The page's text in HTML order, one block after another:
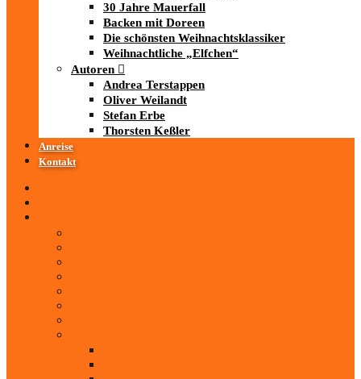
30 Jahre Mauerfall
Backen mit Doreen
Die schönsten Weihnachtsklassiker
Weihnachtliche „Elfchen“
Autoren
Andrea Terstappen
Oliver Weilandt
Stefan Erbe
Thorsten Keßler
Anreise
Kontakt